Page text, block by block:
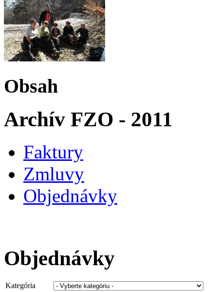
Obsah
Archív FZO - 2011
Faktury
Zmluvy
Objednávky
Objednávky
Kategória